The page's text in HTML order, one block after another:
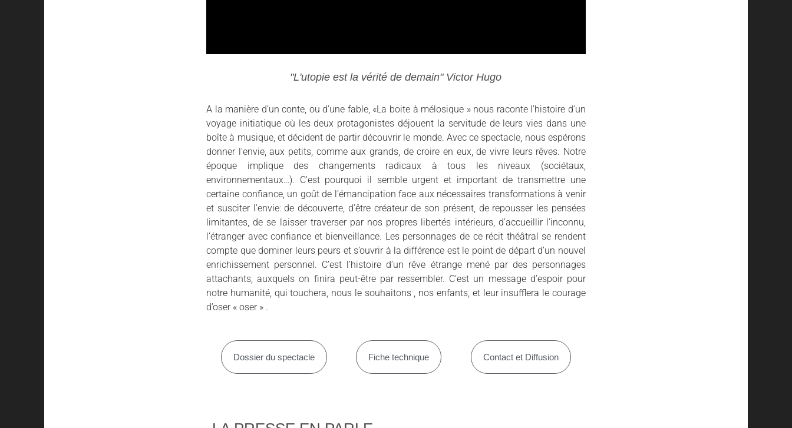
"L'utopie est la vérité de demain" Victor Hugo
A la manière d’un conte, ou d’une fable, «La boite à mélosique » nous raconte l’histoire d’un
voyage initiatique où les deux protagonistes déjouent la servitude de leurs vies dans une
boîte à musique, et décident de partir découvrir le monde. Avec ce spectacle, nous espérons
donner l’envie, aux petits, comme aux grands, de croire en eux, de vivre leurs rêves. Notre
époque implique des changements radicaux à tous les niveaux (sociétaux,
environnementaux…). C’est pourquoi il semble urgent et important de transmettre une
certaine confiance, un goût de l’émancipation face aux nécessaires transformations à venir
et susciter l’envie: de découverte, d’être créateur de son présent, de repousser les pensées
limitantes, de se laisser traverser par nos propres libertés intérieurs, d’accueillir l’inconnu,
l’étranger avec confiance et bienveillance. Les personnages de ce récit théâtral se rendent
compte que dominer leurs peurs et s’ouvrir à la différence est le point de départ d’un nouvel
enrichissement personnel. C’est l’histoire d’un rêve étrange mené par des personnages
attachants, auxquels on finira peut-être par ressembler. C’est un message d’espoir pour
notre humanité, qui touchera, nous le souhaitons , nos enfants, et leur insufflera le courage
d’oser « oser » .
Dossier du spectacle Fiche technique Contact et Diffusion